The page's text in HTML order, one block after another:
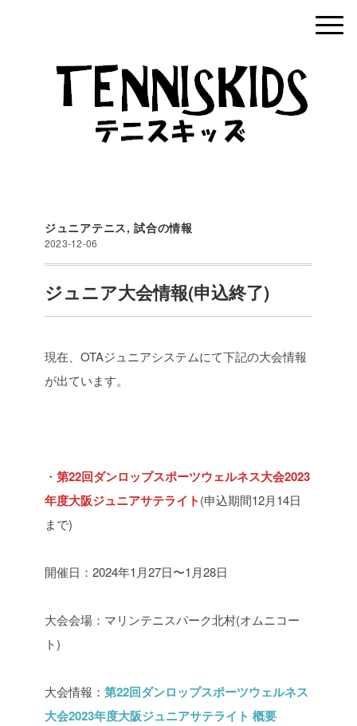
ジュニアテニス,試合の情報
2023-12-06
ジュニア大会情報(申込終了)
現在、OTAジュニアシステムにて下記の大会情報
が出ています。
・ 第22回ダンロップスポーツウェルネス大会2023
年度大阪ジュニアサテライト(申込期間12月14日
まで)
開催日：2024年1月27日〜1月28日
大会会場：マリンテニスパーク北村(オムニコー
ト)
大会情報： 第22回ダンロップスポーツウェルネス
大会2023年度大阪ジュニアサテライト 概要